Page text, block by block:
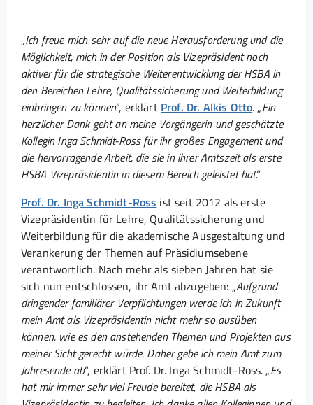
„Ich freue mich sehr auf die neue Herausforderung und die
Möglichkeit, mich in der Position als Vizepräsident noch
aktiver für die strategische Weiterentwicklung der HSBA in
den Bereichen Lehre, Qualitätssicherung und Weiterbildung
einbringen zu können“, erklärt Prof. Dr. Alkis Otto. „Ein
herzlicher Dank geht an meine Vorgängerin und geschätzte
Kollegin Inga Schmidt-Ross für ihr großes Engagement und
die hervorragende Arbeit, die sie in ihrer Amtszeit als erste
HSBA Vizepräsidentin in diesem Bereich geleistet hat.“
Prof. Dr. Inga Schmidt-Ross ist seit 2012 als erste
Vizepräsidentin für Lehre, Qualitätssicherung und
Weiterbildung für die akademische Ausgestaltung und
Verankerung der Themen auf Präsidiumsebene
verantwortlich. Nach mehr als sieben Jahren hat sie
sich nun entschlossen, ihr Amt abzugeben: „Aufgrund
dringender familiärer Verpflichtungen werde ich in Zukunft
mein Amt als Vizepräsidentin nicht mehr so ausüben
können, wie es den anstehenden Themen und Projekten aus
meiner Sicht gerecht würde. Daher gebe ich mein Amt zum
Jahresende ab“, erklärt Prof. Dr. Inga Schmidt-Ross. „Es
hat mir immer sehr viel Freude bereitet, die HSBA als